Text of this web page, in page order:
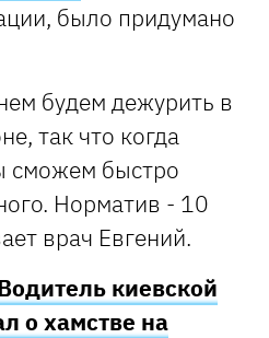
было придумано
будем дежурить в
так что когда
сможем быстро
Норматив - 10
врач Евгений.
киевской
о хамстве на